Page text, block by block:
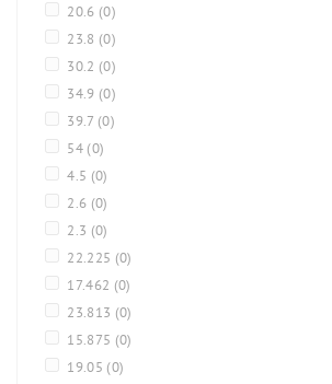
20.6 (0)
23.8 (0)
30.2 (0)
34.9 (0)
39.7 (0)
54 (0)
4.5 (0)
2.6 (0)
2.3 (0)
22.225 (0)
17.462 (0)
23.813 (0)
15.875 (0)
19.05 (0)